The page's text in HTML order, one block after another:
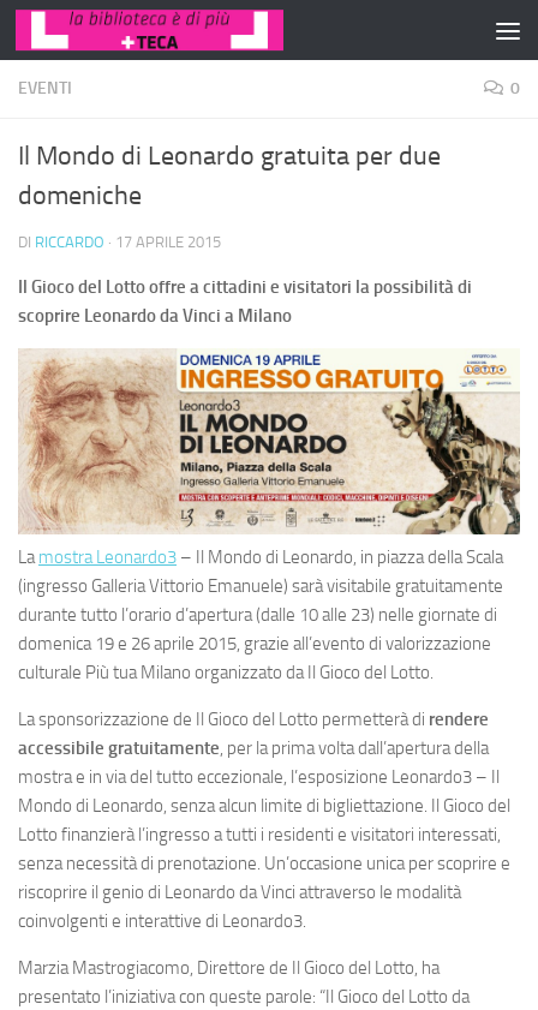
Salta al contenuto
EVENTI 0
Il Mondo di Leonardo gratuita per due
domeniche
DI RICCARDO · 17 APRILE 2015
Il Gioco del Lotto offre a cittadini e visitatori la possibilità di
scoprire Leonardo da Vinci a Milano
Lamostra Leonardo3 – Il Mondo di Leonardo, in piazza della Scala
(ingresso Galleria Vittorio Emanuele) sarà visitabile gratuitamente
durante tutto l’orario d’apertura (dalle 10 alle 23) nelle giornate di
domenica 19 e 26 aprile 2015, grazie all’evento di valorizzazione
culturale Più tua Milano organizzato da Il Gioco del Lotto.
La sponsorizzazione de Il Gioco del Lotto permetterà di rendere
accessibile gratuitamente, per la prima volta dall’apertura della
mostra e in via del tutto eccezionale, l’esposizione Leonardo3 – Il
Mondo di Leonardo, senza alcun limite di bigliettazione. Il Gioco del
Lotto finanzierà l’ingresso a tutti i residenti e visitatori interessati,
senza necessità di prenotazione. Un’occasione unica per scoprire e
riscoprire il genio di Leonardo da Vinci attraverso le modalità
coinvolgenti e interattive di Leonardo3.
Marzia Mastrogiacomo, Direttore de Il Gioco del Lotto, ha
presentato l’iniziativa con queste parole: “Il Gioco del Lotto da